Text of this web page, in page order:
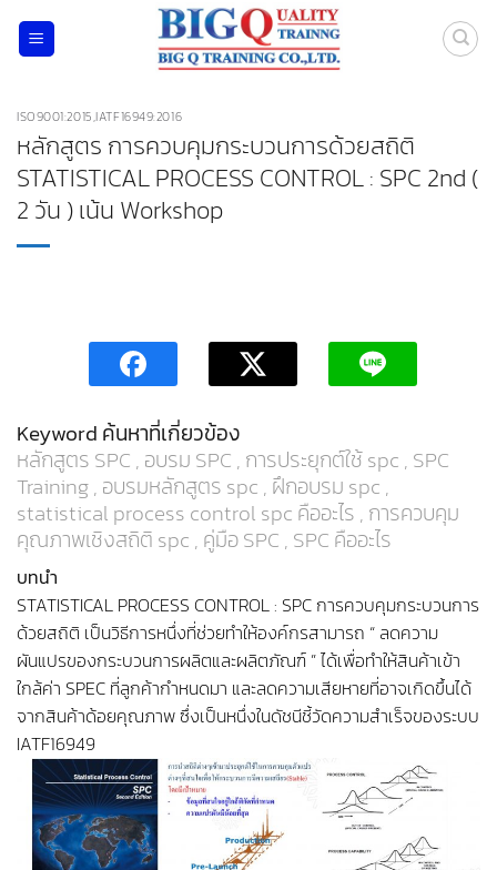
ISO9001:2015,IATF16949:2016
หลักสูตร การควบคุมกระบวนการด้วยสถิติ
STATISTICAL PROCESS CONTROL : SPC 2nd (
2 วัน ) เน้น Workshop
Keyword ค้นหาที่เกี่ยวข้อง
หลักสูตร SPC , อบรม SPC , การประยุกต์ใช้ spc , SPC
Training, อบรมหลักสูตร spc , ฝึกอบรม spc ,
statistical process control spc คืออะไร , การควบคุม
คุณภาพเชิงสถิติ spc , คู่มือ SPC , SPC คืออะไร
บทนำ
STATISTICAL PROCESS CONTROL : SPC การควบคุมกระบวนการ
ด้วยสถิติ เป็นวิธีการหนึ่งที่ช่วยทำให้องค์กรสามารถ “ ลดความ
ผันแปรของกระบวนการผลิตและผลิตภัณฑ์ ” ได้เพื่อทำให้สินค้าเข้า
ใกล้ค่า SPEC ที่ลูกค้ากำหนดมา และลดความเสียหายที่อาจเกิดขึ้นได้
จากสินค้าด้อยคุณภาพ ซึ่งเป็นหนึ่งในดัชนีชี้วัดความสำเร็จของระบบ
IATF16949